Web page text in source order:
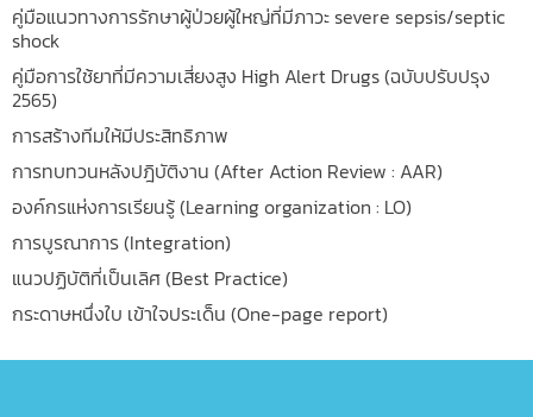
คู่มือแนวทางการรักษาผู้ป่วยผู้ใหญ่ที่มีภาวะ severe sepsis/septic
shock
คู่มือการใช้ยาที่มีความเสี่ยงสูง High Alert Drugs (ฉบับปรับปรุง
2565)
การสร้างทีมให้มีประสิทธิภาพ
การทบทวนหลังปฎิบัติงาน (After Action Review : AAR)
องค์กรแห่งการเรียนรู้ (Learning organization : LO)
การบูรณาการ (Integration)
แนวปฏิบัติที่เป็นเลิศ (Best Practice)
กระดาษหนึ่งใบ เข้าใจประเด็น (One-page report)